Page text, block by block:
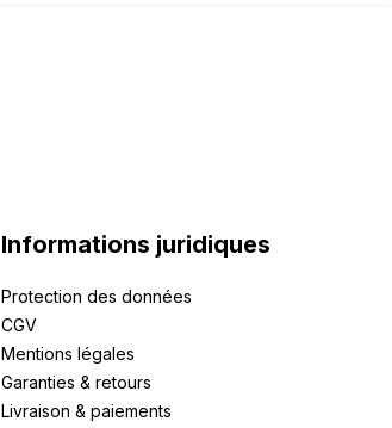
Informations juridiques
Protection des données
CGV
Mentions légales
Garanties & retours
Livraison & paiements